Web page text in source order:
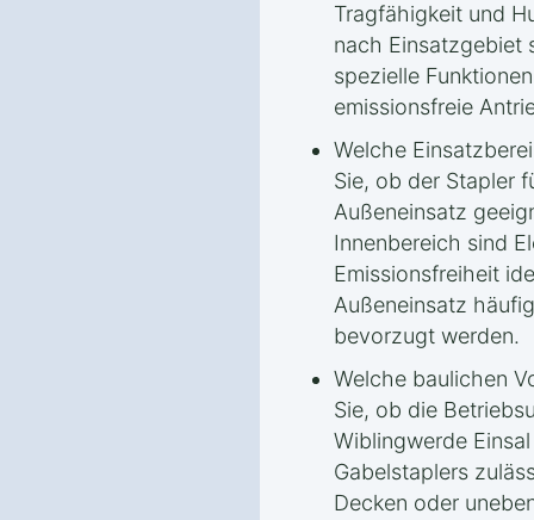
Tragfähigkeit und
nach Einsatzgebiet
spezielle
emissionsfreie
Welche
Sie, ob der Stapler
Außeneinsatz
Innenbereich sind
Emissionsfreiheit
Außeneinsatz
bevorzugt werden.
Welche baulichen
Sie, ob die
Wiblingwerde
Gabelstaplers
Decken oder